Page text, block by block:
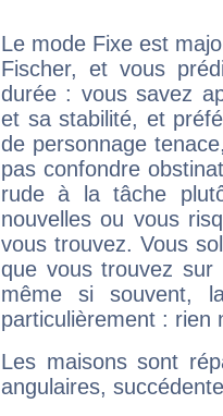
Le mode Fixe est
Fischer, et vous
durée : vous savez
et sa stabilité, et
de personnage
pas confondre
rude à la tâche
nouvelles ou vous
vous trouvez. Vous
que vous trouvez
même si souvent,
particulièrement : rien
Les maisons sont
angulaires,